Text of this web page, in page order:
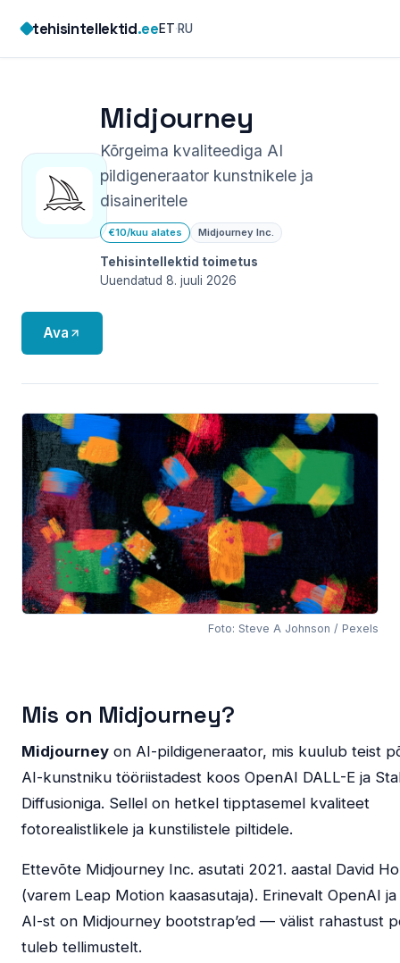
content
tehisintellektid.eeET·RU
Midjourney
Kõrgeima kvaliteediga AI
pildigeneraator kunstnikele ja
disaineritele
€10/kuu alates Midjourney Inc.
Tehisintellektid toimetus
Uuendatud 8. juuli 2026
Ava
Foto: Steve A Johnson / Pexels
Mis on Midjourney?
Midjourney on AI-pildigeneraator, mis kuulub teist
AI-kunstniku tööriistadest koos OpenAI DALL-E ja
Diffusioniga. Sellel on hetkel tipptasemel kvaliteet
fotorealistlikele ja kunstilistele piltidele.
Ettevõte Midjourney Inc. asutati 2021. aastal David
(varem Leap Motion kaasasutaja). Erinevalt OpenAI
AI-st on Midjourney bootstrap’ed — välist rahastust
tuleb tellimustelt.